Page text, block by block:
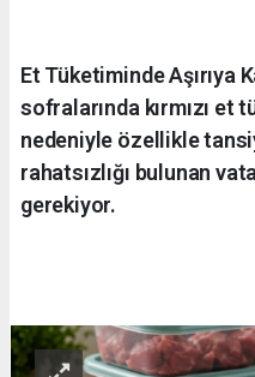
Et Tüketiminde Aşırıya
sofralarında kırmızı et
nedeniyle özellikle
rahatsızlığı bulunan
gerekiyor.